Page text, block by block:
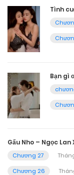
Tình
Bạn gì
Gấu Nho – Ngọc Lan
Chương 27
Chương 26